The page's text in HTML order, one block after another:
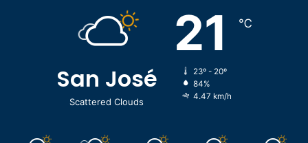
San José
Scattered Clouds
21 ℃
23º - 20º
84%
4.47 km/h